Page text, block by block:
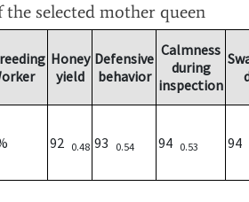
the selected mother queen
Honey
yield
Defensive
behavior
Calmness
during
inspection
92 0.48 93 0.54 94 0.53 94